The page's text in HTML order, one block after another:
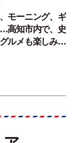
モーニング、ギ
高知市内で、史
ルメも楽しみ尽